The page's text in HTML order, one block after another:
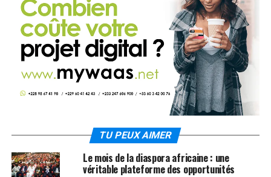
TU PEUX AIMER
Le mois de la diaspora africaine : une
véritable plateforme des opportunités